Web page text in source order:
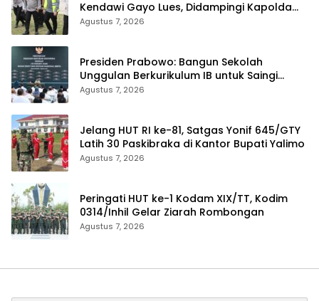
Kendawi Gayo Lues, Didampingi Kapolda
Aceh
Agustus 7, 2026
Presiden Prabowo: Bangun Sekolah
Unggulan Berkurikulum IB untuk Saingi
Dunia
Agustus 7, 2026
Jelang HUT RI ke-81, Satgas Yonif 645/GTY
Latih 30 Paskibraka di Kantor Bupati Yalimo
Agustus 7, 2026
Peringati HUT ke-1 Kodam XIX/TT, Kodim
0314/Inhil Gelar Ziarah Rombongan
Agustus 7, 2026